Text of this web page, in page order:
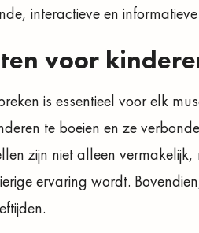
interactieve en
voor
is essentieel voor elk
te boeien en ze
zijn niet alleen
ervaring wordt.